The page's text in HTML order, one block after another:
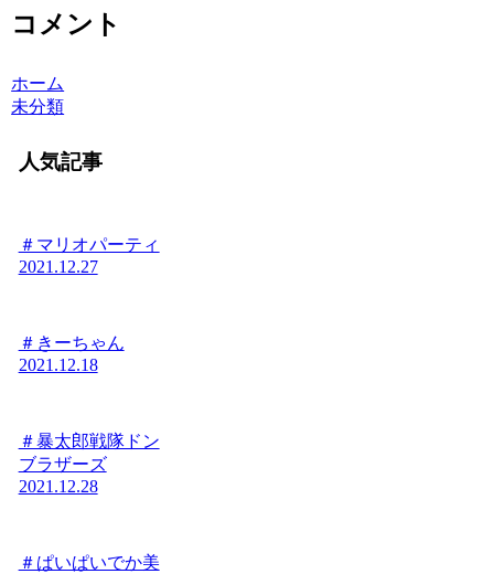
コメント
ホーム
未分類
人気記事
＃マリオパーティ
2021.12.27
＃きーちゃん
2021.12.18
＃暴太郎戦隊ドン
ブラザーズ
2021.12.28
＃ぱいぱいでか美